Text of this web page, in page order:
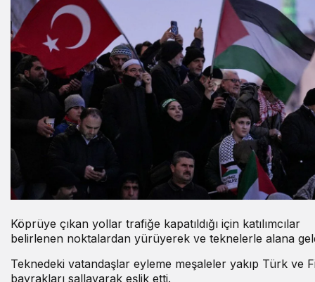
Köprüye çıkan yollar trafiğe kapatıldığı için katılımcılar
belirlenen noktalardan yürüyerek ve teknelerle alana
Teknedeki vatandaşlar eyleme meşaleler yakıp Türk ve
bayrakları sallayarak eşlik etti.